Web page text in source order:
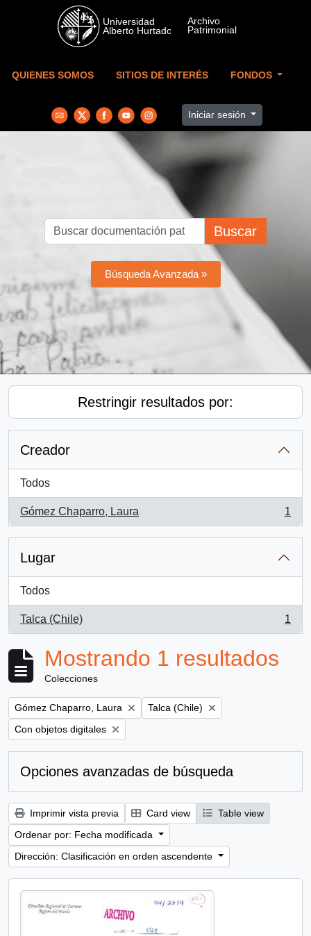
Skip to main content
QUIENES SOMOS SITIOS DE INTERÉS FONDOS
Iniciar sesión
Buscar
Búsqueda Avanzada »
Restringir resultados por:
Creador
Todos
Gómez Chaparro, Laura
, 1 resultados
1
Lugar
Todos
Talca (Chile)
, 1 resultados
1
Mostrando 1 resultados
Colecciones
Remove filter:
Gómez Chaparro, Laura Remove filter:
Talca (Chile)
Remove filter:
Con objetos digitales
Opciones avanzadas de búsqueda
Imprimir vista previa Card view
Table view
Ordenar por: Fecha modificada
Dirección: Clasificación en orden ascendente